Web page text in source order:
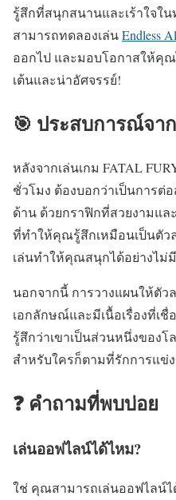
รู้สึกที่สนุกสนานและเร้าใจใ
สามารถทดลองเล่นEndless
ออกไป และมอบโอกาสให้คุ
เต้นและน่าอัศจรรย์!
🎯 ประสบการณ์จา
หลังจากเล่นเกม FATAL
ชั่วโมง ต้องบอกว่าเป็นการต่
ด้าน ด้วยกราฟิกที่สวยงามแ
ที่ทำให้คุณรู้สึกเหมือนเป็นตัว
เล่นทำให้คุณสนุกได้อย่างไม่
นอกจากนี้ การวางแผนให้ตัว
เอกลักษณ์และมีเนื้อเรื่องที่เชื่
รู้สึกว่าเขาเป็นส่วนหนึ่งของโ
สำหรับใครก็ตามที่รักการแข่
❓ คำถามที่พบบ่อย
เล่นออฟไลน์ได้ไหม?
ใช่ คุณสามารถเล่นออฟไลน์